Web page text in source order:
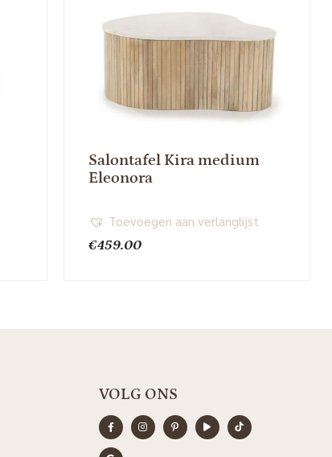
Salontafel Kira medium
Eleonora
€459.00
Toevoegen aan verlanglijst
VOLG ONS